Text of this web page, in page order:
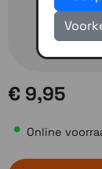
€ 9,95
Online